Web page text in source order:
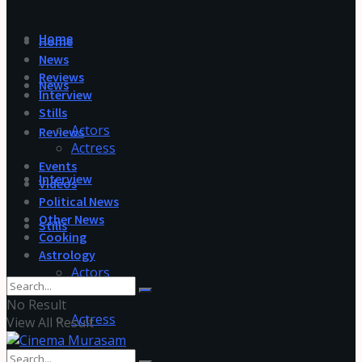
Home
News
Reviews
Interview
Stills
Actors
Actress
Home
News
Reviews
Interview
Stills
Actors
Actress
Events
Videos
Political News
Other News
Cooking
Astrology
No Result
View All Result